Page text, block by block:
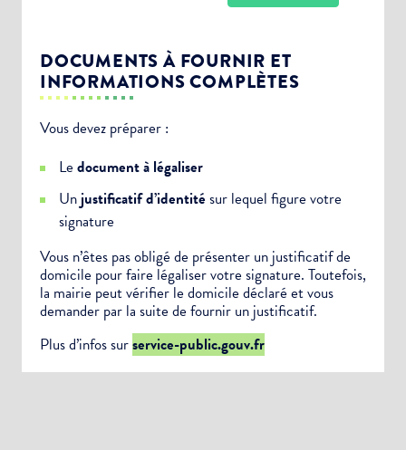
DOCUMENTS À FOURNIR ET
INFORMATIONS COMPLÈTES
Vous devez préparer :
Le document à légaliser
Un justificatif d’identitésur lequel figure votre
signature
Vous n’êtes pas obligé de présenter un justificatif de
domicile pour faire légaliser votre signature. Toutefois,
la mairie peut vérifier le domicile déclaré et vous
demander par la suite de fournir un justificatif.
Plus d’infos surservice-public.gouv.fr
Newsletter Culture